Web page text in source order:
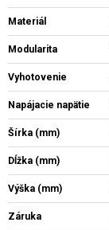
Materiál
Modularita
Vyhotovenie
Napájacie napätie
Šírka (mm)
Dĺžka (mm)
Výška (mm)
Záruka